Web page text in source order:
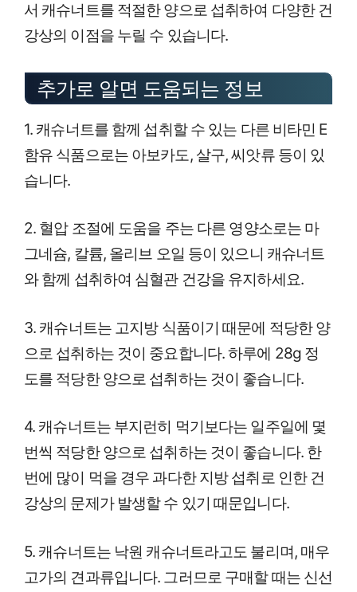
서 캐슈너트를 적절한 양으로 섭취하여 다양한 건
강상의 이점을 누릴 수 있습니다.
추가로 알면 도움되는 정보
1. 캐슈너트를 함께 섭취할 수 있는 다른 비타민 E
함유 식품으로는 아보카도, 살구, 씨앗류 등이 있
습니다.
2. 혈압 조절에 도움을 주는 다른 영양소로는 마
그네슘, 칼륨, 올리브 오일 등이 있으니 캐슈너트
와 함께 섭취하여 심혈관 건강을 유지하세요.
3. 캐슈너트는 고지방 식품이기 때문에 적당한 양
으로 섭취하는 것이 중요합니다. 하루에 28g 정
도를 적당한 양으로 섭취하는 것이 좋습니다.
4. 캐슈너트는 부지런히 먹기보다는 일주일에 몇
번씩 적당한 양으로 섭취하는 것이 좋습니다. 한
번에 많이 먹을 경우 과다한 지방 섭취로 인한 건
강상의 문제가 발생할 수 있기 때문입니다.
5. 캐슈너트는 낙원 캐슈너트라고도 불리며, 매우
고가의 견과류입니다. 그러므로 구매할 때는 신선